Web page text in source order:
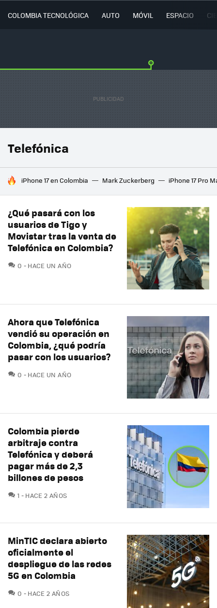
COLOMBIA TECNOLÓGICA AUTO MÓVIL ESPACIO
Telefónica
HOY SE HABLA DE
iPhone 17 en Colombia Mark Zuckerberg iPhone 17 Pro
¿Qué pasará con los
usuarios de Tigo y
Movistar tras la venta de
Telefónica en Colombia?
0 COMENTARIOS
HACE UN AÑO
Ahora que Telefónica
vendió su operación en
Colombia, ¿qué podría
pasar con los usuarios?
0 COMENTARIOS
HACE UN AÑO
Colombia pierde
arbitraje contra
Telefónica y deberá
pagar más de 2,3
billones de pesos
1 COMENTARIOS
HACE 2 AÑOS
MinTIC declara abierto
oficialmente el
despliegue de las redes
5G en Colombia
0 COMENTARIOS
HACE 2 AÑOS